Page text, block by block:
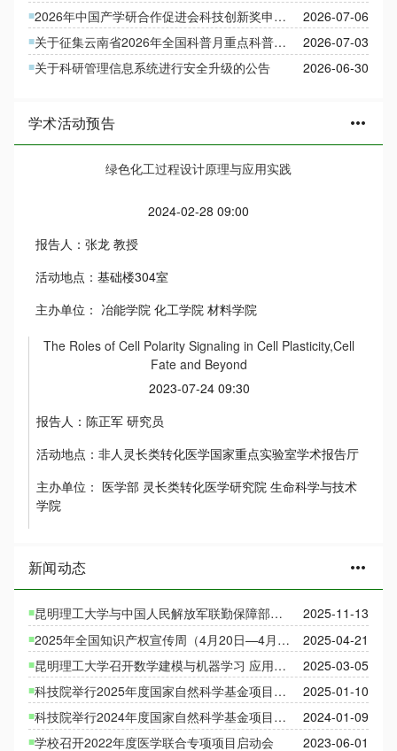
2026年中国产学研合作促进会科技创新奖申报通知
2026-07-06
关于征集云南省2026年全国科普月重点科普活动的通知
2026-07-03
关于科研管理信息系统进行安全升级的公告
2026-06-30
学术活动预告 more_horiz
绿色化工过程设计原理与应用实践
2024-02-28 09:00
报告人： 张龙 教授
活动地点： 基础楼304室
主办单位： 冶能学院 化工学院 材料学院
The Roles of Cell Polarity Signaling in Cell Plasticity,Cell
Fate and Beyond
2023-07-24 09:30
报告人： 陈正军 研究员
活动地点： 非人灵长类转化医学国家重点实验室学术报告厅
主办单位： 医学部 灵长类转化医学研究院 生命科学与技术
学院
新闻动态 more_horiz
昆明理工大学与中国人民解放军联勤保障部队第九二〇医院签署科技合作协议
2025-11-13
2025年全国知识产权宣传周（4月20日—4月26日）
2025-04-21
昆明理工大学召开数学建模与机器学习 应用需求对接会
2025-03-05
科技院举行2025年度国家自然科学基金项目申请工作专员聘任仪式
2025-01-10
科技院举行2024年度国家自然科学基金项目申请工作专员聘任仪式
2024-01-09
学校召开2022年度医学联合专项项目启动会
2023-06-01